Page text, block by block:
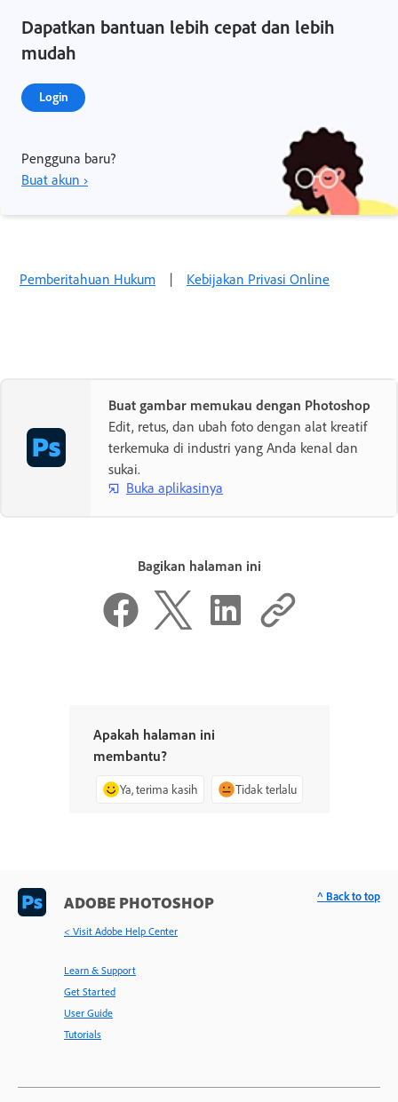
Dapatkan bantuan lebih cepat dan lebih
mudah
Login
Pengguna baru?
Buat akun ›
Pemberitahuan Hukum | Kebijakan Privasi Online
Buat gambar memukau dengan Photoshop
Edit, retus, dan ubah foto dengan alat kreatif
terkemuka di industri yang Anda kenal dan
sukai.
Buka aplikasinya
Bagikan halaman ini
Apakah halaman ini
membantu?
Ya, terima kasih Tidak terlalu
ADOBE PHOTOSHOP
< Visit Adobe Help Center
Learn & Support
Get Started
User Guide
Tutorials
^ Back to top